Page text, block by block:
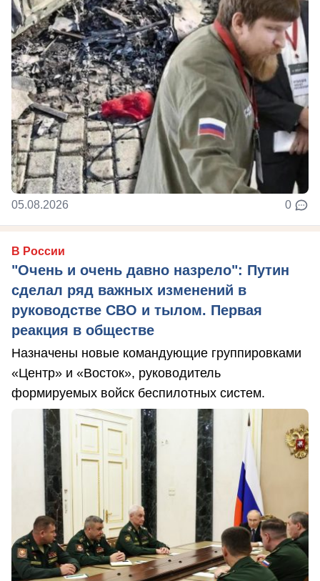
05.08.2026 0
В России
"Очень и очень давно назрело": Путин
сделал ряд важных изменений в
руководстве СВО и тылом. Первая
реакция в обществе
Назначены новые командующие группировками
«Центр» и «Восток», руководитель
формируемых войск беспилотных систем.